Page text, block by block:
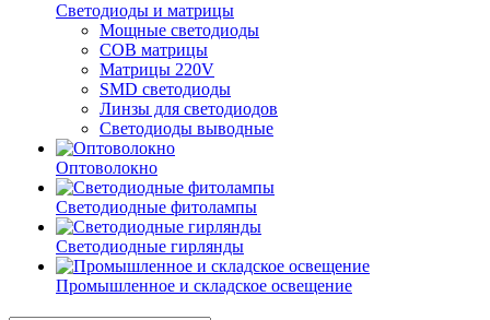
Светодиоды и матрицы
Мощные светодиоды
COB матрицы
Матрицы 220V
SMD светодиоды
Линзы для светодиодов
Светодиоды выводные
Оптоволокно
Светодиодные фитолампы
Светодиодные гирлянды
Промышленное и складское освещение